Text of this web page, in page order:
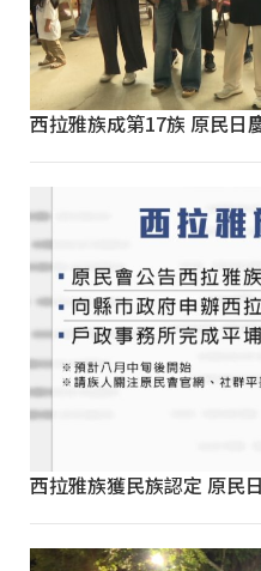
西拉雅族成第17族 原民日
西拉雅族獲民族認定 原民